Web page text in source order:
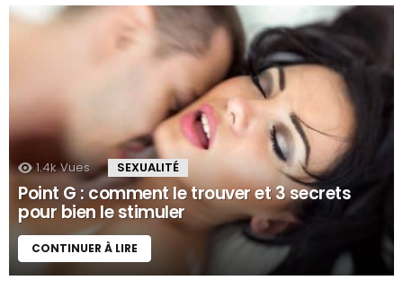
1.4k Vues SEXUALITÉ
Point G : comment le trouver et 3 secrets
pour bien le stimuler
CONTINUER À LIRE